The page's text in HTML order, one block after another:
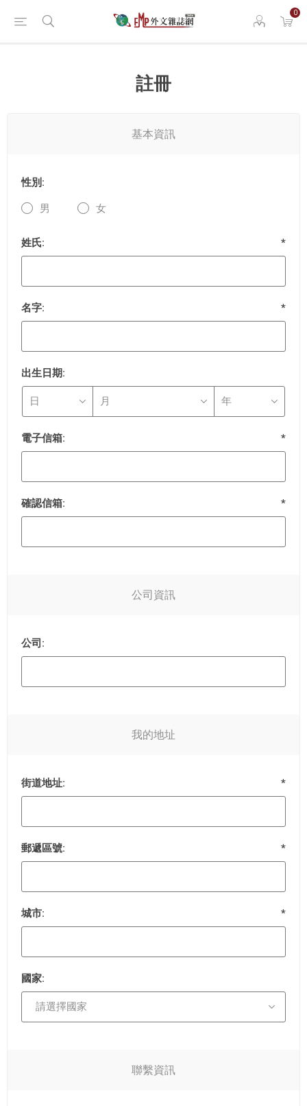
0
註冊
基本資訊
性別:
男 女
姓氏: *
名字: *
出生日期:
電子信箱: *
確認信箱: *
公司資訊
公司:
我的地址
街道地址: *
郵遞區號: *
城市: *
國家:
聯繫資訊